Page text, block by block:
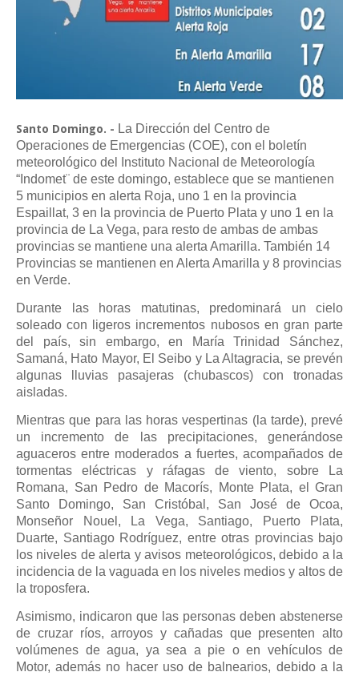
Santo Domingo. - La Dirección del Centro de
Operaciones de Emergencias (COE), con el boletín
meteorológico del Instituto Nacional de Meteorología
“Indomet¨ de este domingo, establece que se mantienen
5 municipios en alerta Roja, uno 1 en la provincia
Espaillat, 3 en la provincia de Puerto Plata y uno 1 en la
provincia de La Vega, para resto de ambas de ambas
provincias se mantiene una alerta Amarilla. También 14
Provincias se mantienen en Alerta Amarilla y 8 provincias
en Verde.
Durante las horas matutinas, predominará un cielo
soleado con ligeros incrementos nubosos en gran parte
del país, sin embargo, en María Trinidad Sánchez,
Samaná, Hato Mayor, El Seibo y La Altagracia, se prevén
algunas lluvias pasajeras (chubascos) con tronadas
aisladas.
Mientras que para las horas vespertinas (la tarde), prevé
un incremento de las precipitaciones, generándose
aguaceros entre moderados a fuertes, acompañados de
tormentas eléctricas y ráfagas de viento, sobre La
Romana, San Pedro de Macorís, Monte Plata, el Gran
Santo Domingo, San Cristóbal, San José de Ocoa,
Monseñor Nouel, La Vega, Santiago, Puerto Plata,
Duarte, Santiago Rodríguez, entre otras provincias bajo
los niveles de alerta y avisos meteorológicos, debido a la
incidencia de la vaguada en los niveles medios y altos de
la troposfera.
Asimismo, indicaron que las personas deben abstenerse
de cruzar ríos, arroyos y cañadas que presenten alto
volúmenes de agua, ya sea a pie o en vehículos de
Motor, además no hacer uso de balnearios, debido a la